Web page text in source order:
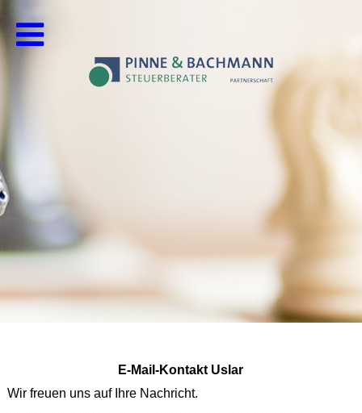
E-Mail-Kontakt Uslar
Wir freuen uns auf Ihre Nachricht.